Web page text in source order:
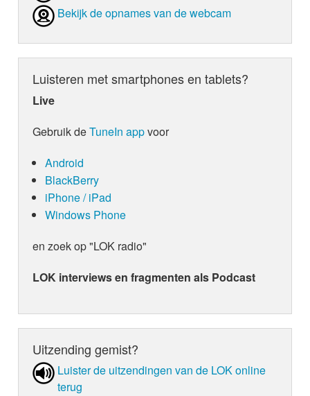
anybody less gay.” Ook zingt ze “Why are you
could be GLAAD,” een woordspeling verwijzend
De rest van het liedje gaat over de media en hoe
een hamburgerpak samen met Taylor Swift in een
dames hebben een lange ruzie achter de rug
‘You Need to Calm Down’ is een van de liedjes
nieuwe album van Taylor Swift die 23 augustus
‘Lover’. En nu dus LOKSCHIJF -> You need to
Bekijk de opnames van de webcam
Luisteren met smartphones en tablets?
Live
Gebruik deTuneIn appvoor
Android
BlackBerry
iPhone / iPad
Windows Phone
en zoek op "LOK radio"
LOK interviews en fragmenten als Podcast
Uitzending gemist?
Luister de uit­zen­din­gen van de LOK online
terug